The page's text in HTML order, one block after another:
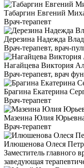
Табаргин Евгений
Врач-терапевт
Дерезина Надежда
Врач-терапевт, врач-
Нагайцева Виктория
Врач-терапевт, врач
Брагина Екатерина
Врач-терапевт
Мазеина Юлия
Врач-терапевт
Илюшенова Олеся
Заместитель главного
заведующая